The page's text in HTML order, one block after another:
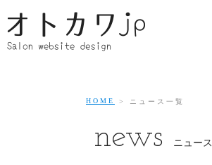
HOME ニュース一覧
news ニュース